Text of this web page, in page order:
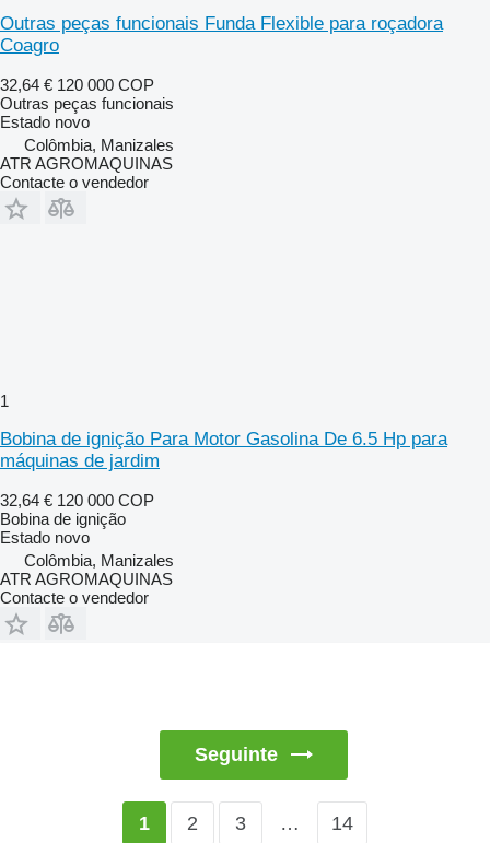
Outras peças funcionais Funda Flexible para roçadora
Coagro
32,64 € 120 000 COP
Outras peças funcionais
Estado novo
Colômbia, Manizales
ATR AGROMAQUINAS
Contacte o vendedor
1
Bobina de ignição Para Motor Gasolina De 6.5 Hp para
máquinas de jardim
32,64 € 120 000 COP
Bobina de ignição
Estado novo
Colômbia, Manizales
ATR AGROMAQUINAS
Contacte o vendedor
Seguinte
1 2 3 … 14